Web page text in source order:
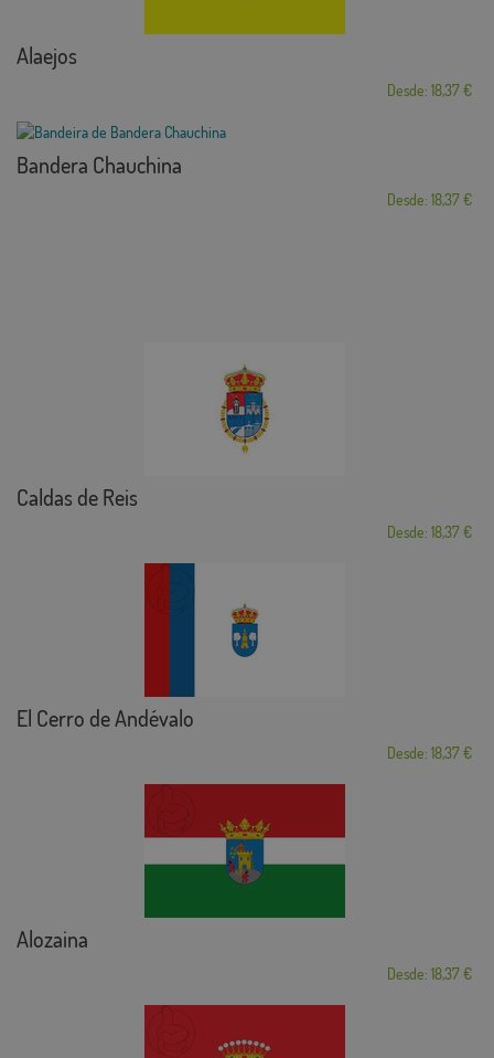
Alaejos
Desde: 18,37 €
Bandera Chauchina
Desde: 18,37 €
Caldas de Reis
Desde: 18,37 €
El Cerro de Andévalo
Desde: 18,37 €
Alozaina
Desde: 18,37 €